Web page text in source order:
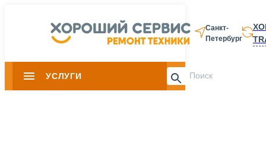
Санкт-
Петербург
УСЛУГИ 8 812 337-